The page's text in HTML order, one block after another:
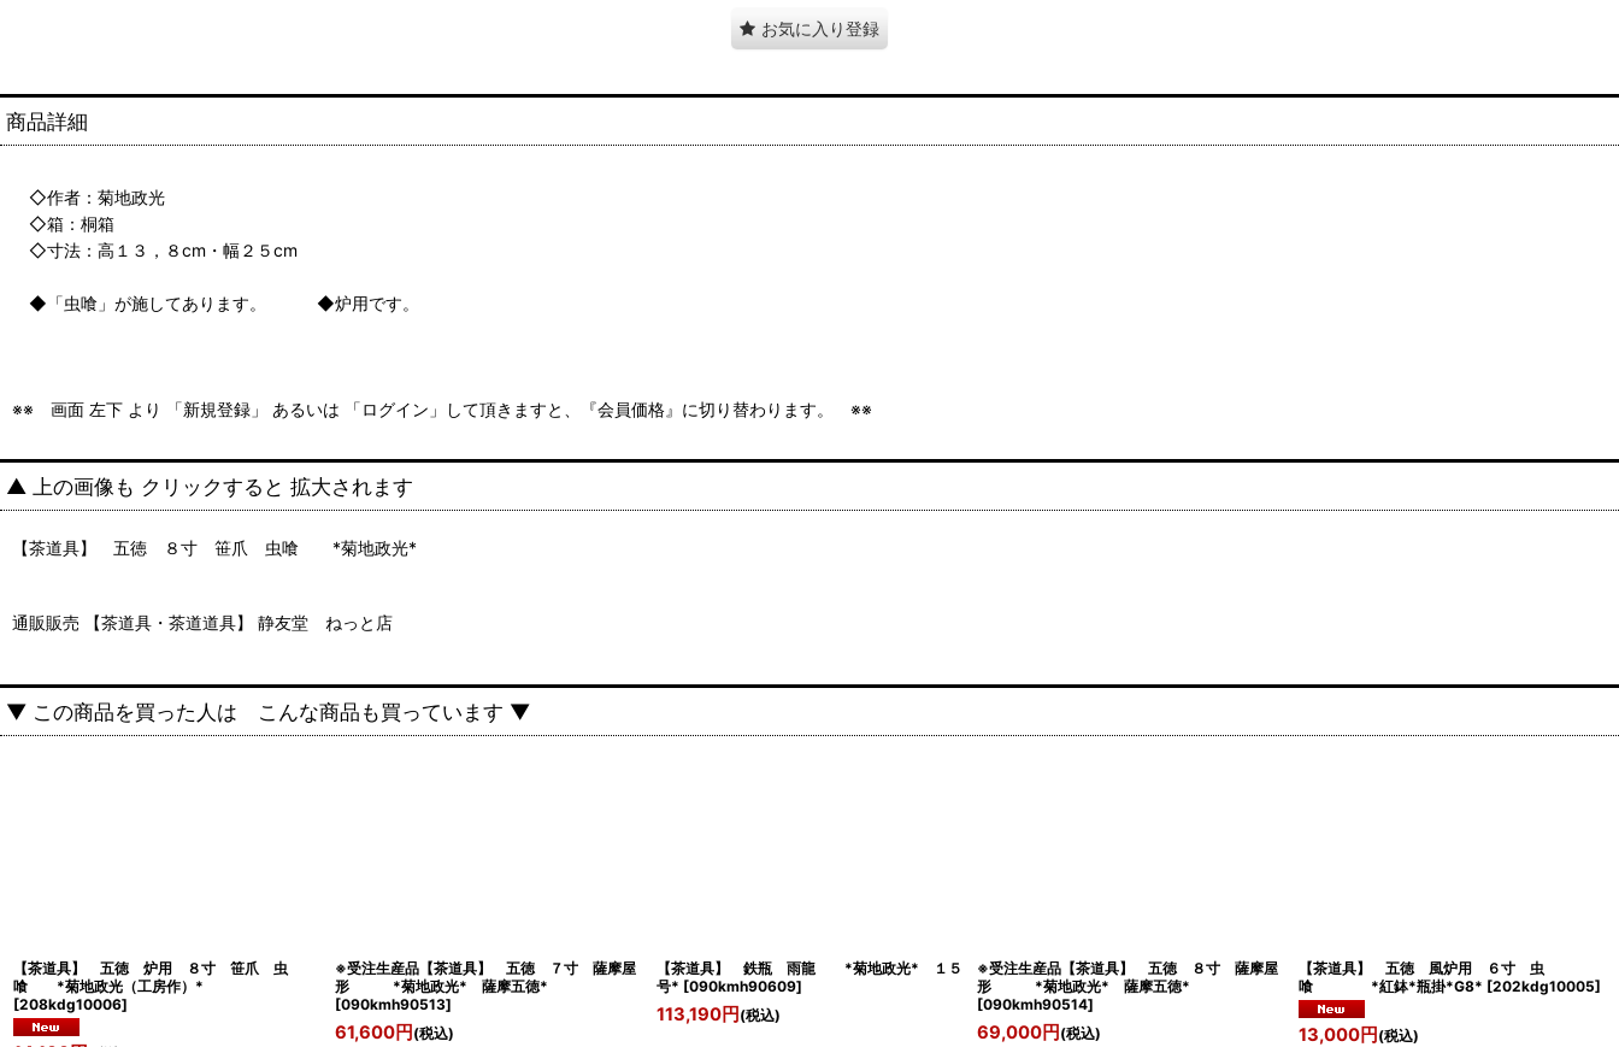
お気に入り登録
商品詳細
◇作者：菊地政光
◇箱：桐箱
◇寸法：高１３，８cm・幅２５cm
◆「虫喰」が施してあります。 ◆炉用です。
※※ 画面 左下 より 「新規登録」 あるいは 「ログイン」して頂きますと、『会員価格』に切り替わります。 ※※
▲ 上の画像も クリックすると 拡大されます
【茶道具】 五徳 ８寸 笹爪 虫喰 *菊地政光*
通販販売 【茶道具・茶道道具】 静友堂 ねっと店
▼ この商品を買った人は こんな商品も買っています ▼
【茶道具】 五徳 炉用 ８寸 笹爪 虫
喰 *菊地政光（工房作）*
[208kdg10006]
※受注生産品【茶道具】 五徳 ７寸 薩摩屋
形 *菊地政光* 薩摩五徳*
[090kmh90513]
61,600円 (税込)
【茶道具】 鉄瓶 雨龍 *菊地政光* １５
号* [090kmh90609]
113,190円 (税込)
※受注生産品【茶道具】 五徳 ８寸 薩摩屋
形 *菊地政光* 薩摩五徳*
[090kmh90514]
69,000円 (税込)
【茶道具】 五徳 風炉用 ６寸 虫
喰 *紅鉢*瓶掛*G8* [202kdg10005]
13,000円 (税込)